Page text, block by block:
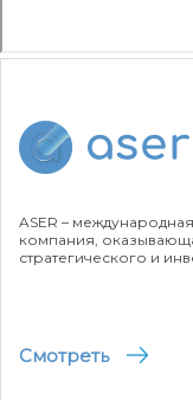
ASER –
компания,
стратегического и
Смотреть